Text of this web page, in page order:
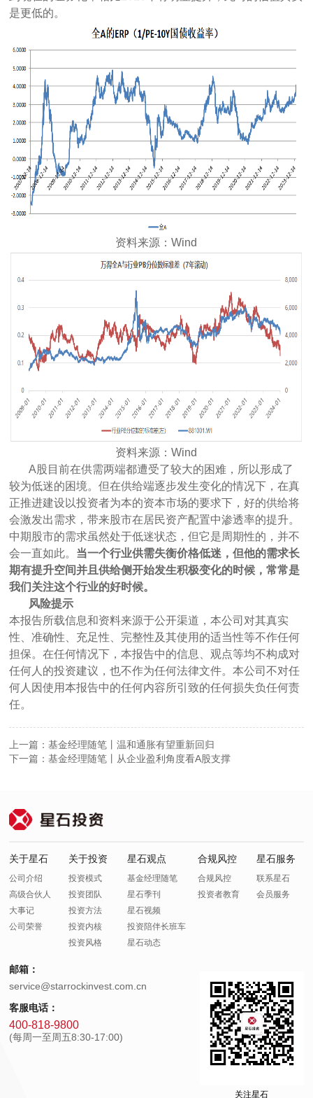
是更低的。
资料来源：Wind
资料来源：Wind
A股目前在供需两端都遭受了较大的困难，所以形成了
较为低迷的困境。但在供给端逐步发生变化的情况下，在真
正推进建设以投资者为本的资本市场的要求下，好的供给将
会激发出需求，带来股市在居民资产配置中渗透率的提升。
中期股市的需求虽然处于低迷状态，但它是周期性的，并不
会一直如此。 当一个行业供需失衡价格低迷，但他的需求长
期有提升空间并且供给侧开始发生积极变化的时候，常常是
我们关注这个行业的好时候。
风险提示
本报告所载信息和资料来源于公开渠道，本公司对其真实
性、准确性、充足性、完整性及其使用的适当性等不作任何
担保。在任何情况下，本报告中的信息、观点等均不构成对
任何人的投资建议，也不作为任何法律文件。本公司不对任
何人因使用本报告中的任何内容所引致的任何损失负任何责
任。
上一篇：基金经理随笔丨温和通胀有望重新回归
下一篇：基金经理随笔丨从企业盈利角度看A股支撑
关于星石
公司介绍
高级合伙人
大事记
公司荣誉
关于投资
投资模式
投资团队
投资方法
投资内核
投资风格
星石观点
基金经理随笔
星石季刊
星石视频
投资陪伴长班车
星石动态
合规风控
合规风控
投资者教育
星石服务
联系星石
会员服务
邮箱：
service@starrockinvest.com.cn
客服电话：
400-818-9800
(每周一至周五8:30-17:00)
关注星石